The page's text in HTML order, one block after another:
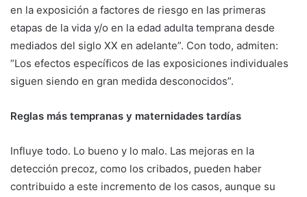
en la exposición a factores de riesgo en las primeras
etapas de la vida y/o en la edad adulta temprana desde
mediados del siglo XX en adelante”. Con todo, admiten:
“Los efectos específicos de las exposiciones individuales
siguen siendo en gran medida desconocidos”.
Reglas más tempranas y maternidades tardías
Influye todo. Lo bueno y lo malo. Las mejoras en la
detección precoz, como los cribados, pueden haber
contribuido a este incremento de los casos, aunque su